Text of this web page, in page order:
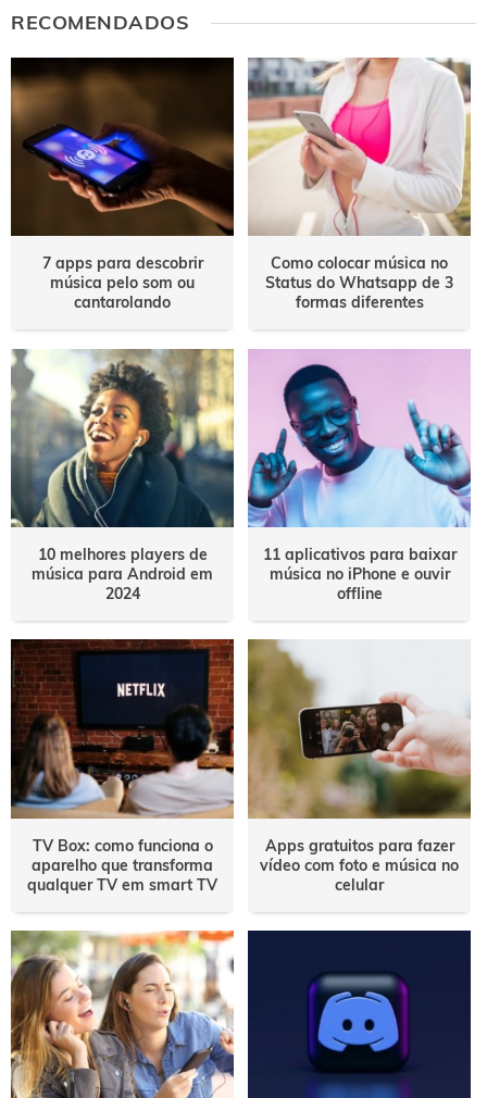
RECOMENDADOS
7 apps para descobrir
música pelo som ou
cantarolando
Como colocar música no
Status do Whatsapp de 3
formas diferentes
10 melhores players de
música para Android em
2024
11 aplicativos para baixar
música no iPhone e ouvir
offline
TV Box: como funciona o
aparelho que transforma
qualquer TV em smart TV
Apps gratuitos para fazer
vídeo com foto e música no
celular